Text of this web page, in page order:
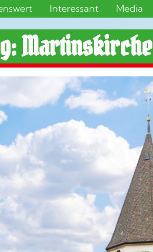
Interessant Media
Martinskirche